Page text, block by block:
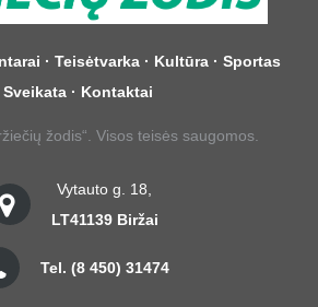
· Teisėtvarka · Kultūra · Sportas
Sveikata · Kontaktai
žodis“. Visos teisės saugomos.
Vytauto g. 18,
LT­41139 Biržai
Tel. (8 450) 31474